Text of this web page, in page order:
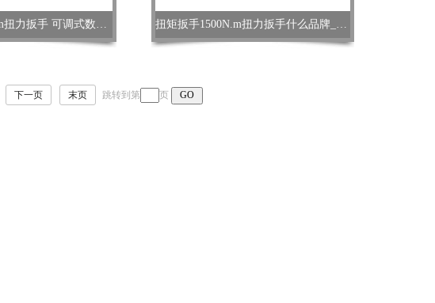
扭矩扳手1500N.m扭力扳手 可调式数显扭矩检测扳手 扭矩扳手1500N.m扭力扳手什么品牌_表盘扳手力矩测试
下一页 末页 跳转到第 页